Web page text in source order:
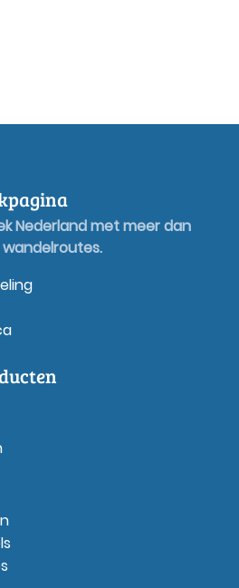
Nederland met meer dan
wandelroutes.